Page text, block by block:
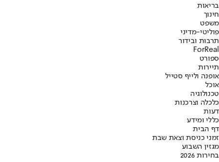
בריאות
חינוך
משפט
פוליטי-מדיני
תרבות ובידור
ForReal
ספורט
תיירות
אופנה ולייף סטייל
אוכל
טכנולוגיה
כלכלה וצרכנות
דעות
כללי ומידע
דף הבית
זמני כניסת וצאת שבת
מגזין השבוע
בחירות 2026